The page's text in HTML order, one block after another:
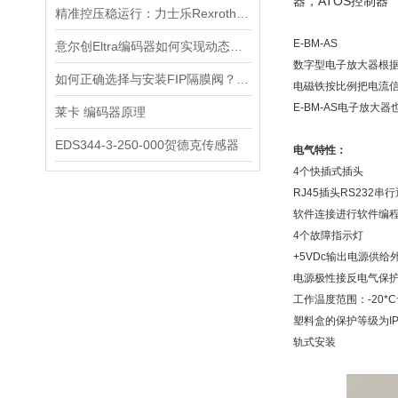
莱卡 编码器原理
EDS344-3-250-000贺德克传感器
E-BM-AS
数字型电子放大器根
电磁铁按比例把电流
E-BM-AS电子放大器
电气特性：
4个快插式插头
RJ45插头RS232串
软件连接进行软件编
4个故障指示灯
+5VDc输出电源供给
电源极性接反电气保
工作温度范围：-
塑料盒的保护等级为
轨式安装